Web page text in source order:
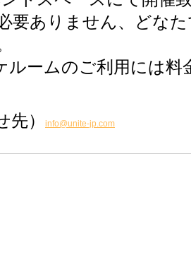
要ありません、どな
ームのご利用には料
先）
info@unite-jp.com